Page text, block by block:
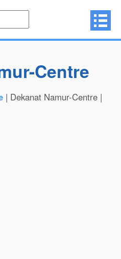
Centre
| Dekanat Namur-Centre |